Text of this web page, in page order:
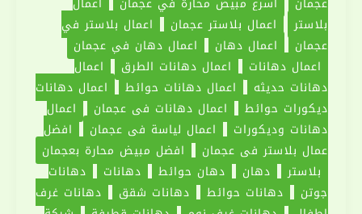
عامل
بلاستر
بلاستر
اعمال بلاستر عجمان
اعمال بلاستر في
عجمان
اعمال دهان
اعمال دهان في عجمان
اعمال دهانات
اعمال دهانات الطرق
اعمال
دهانات حديثه
اعمال دهانات حوائط
اعمال دهانات
ديكورات حوائط
اعمال دهانات في عجمان
اعمال
دهانات وديكورات
اعمال لياسة في عجمان
افضل
عمال بلاستر في عجمان
افضل مبيض محارة بعجمان
بلاستر
دهان دهان حوائط دهانات
دهانات
جوتن
دهانات حوائط دهانات شقق
دهانات غرف